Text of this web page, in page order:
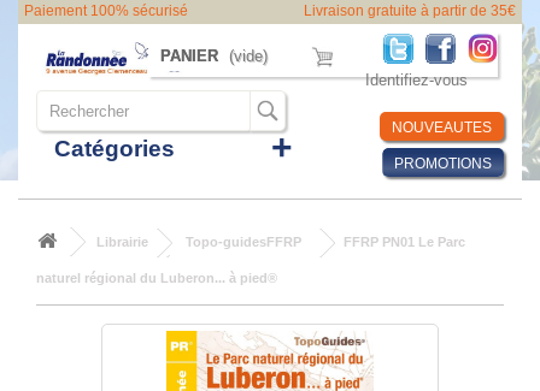
Paiement 100% sécurisé Livraison gratuite à partir de 35€
PANIER (vide)
Catégories
PROMOTIONS
NOUVEAUTES
Identifiez-vous
Librairie Topo-guidesFFRP FFRP PN01 Le Parc
naturel régional du Luberon... à pied®